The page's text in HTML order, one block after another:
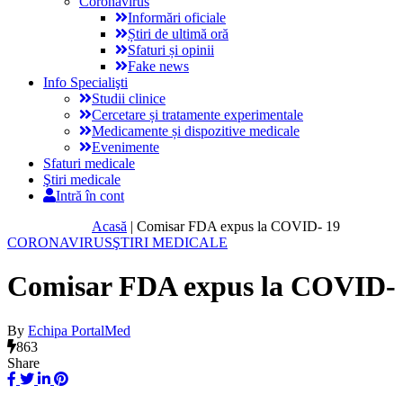
Informări oficiale
Știri de ultimă oră
Sfaturi și opinii
Fake news
Info Specialişti
Studii clinice
Cercetare și tratamente experimentale
Medicamente și dispozitive medicale
Evenimente
Sfaturi medicale
Ştiri medicale
Intră în cont
Acasă | Comisar FDA expus la COVID- 19
CORONAVIRUSŞTIRI MEDICALE
Comisar FDA expus la COVID-
By Echipa PortalMed
863
Share